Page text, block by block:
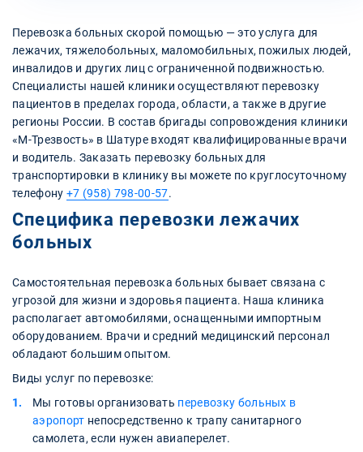
Перевозка больных скорой помощью — это услуга для
лежачих, тяжелобольных, маломобильных, пожилых людей,
инвалидов и других лиц с ограниченной подвижностью.
Специалисты нашей клиники осуществляют перевозку
пациентов в пределах города, области, а также в другие
регионы России. В состав бригады сопровождения клиники
«М-Трезвость» в Шатуре входят квалифицированные врачи
и водитель. Заказать перевозку больных для
транспортировки в клинику вы можете по круглосуточному
телефону +7 (958) 798-00-57.
Специфика перевозки лежачих
больных
Самостоятельная перевозка больных бывает связана с
угрозой для жизни и здоровья пациента. Наша клиника
располагает автомобилями, оснащенными импортным
оборудованием. Врачи и средний медицинский персонал
обладают большим опытом.
Виды услуг по перевозке:
Мы готовы организовать перевозку больных в
аэропорт непосредственно к трапу санитарного
самолета, если нужен авиаперелет.